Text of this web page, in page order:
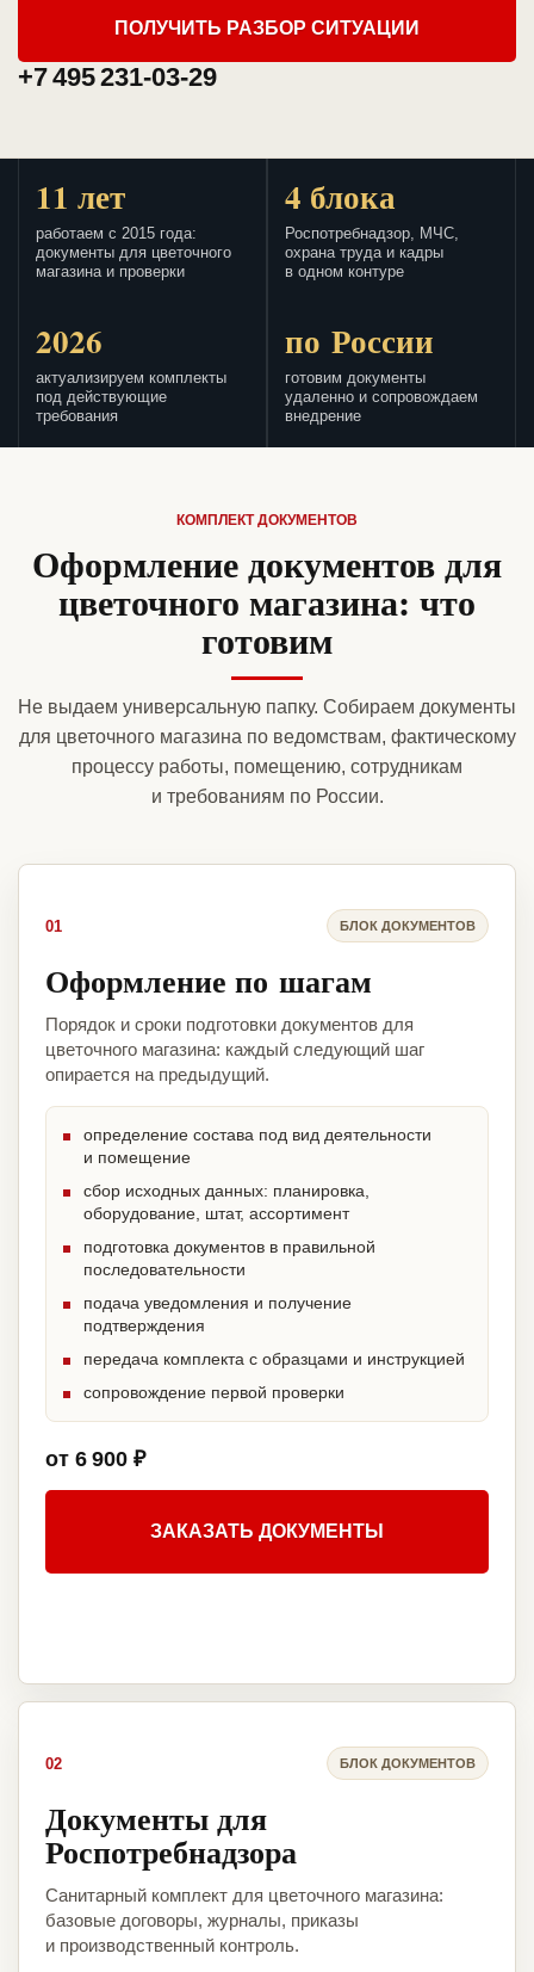
ПОЛУЧИТЬ РАЗБОР СИТУАЦИИ
+7 495 231-03-29
11 лет
работаем с 2015 года:
документы для цветочного
магазина и проверки
4 блока
Роспотребнадзор, МЧС,
охрана труда и кадры
в одном контуре
2026
актуализируем комплекты
под действующие
требования
по России
готовим документы
удаленно и сопровождаем
внедрение
КОМПЛЕКТ ДОКУМЕНТОВ
Оформление документов для
цветочного магазина: что
готовим
Не выдаем универсальную папку. Собираем документы
для цветочного магазина по ведомствам, фактическому
процессу работы, помещению, сотрудникам
и требованиям по России.
01 БЛОК ДОКУМЕНТОВ
Оформление по шагам
Порядок и сроки подготовки документов для
цветочного магазина: каждый следующий шаг
опирается на предыдущий.
определение состава под вид деятельности
и помещение
сбор исходных данных: планировка,
оборудование, штат, ассортимент
подготовка документов в правильной
последовательности
подача уведомления и получение
подтверждения
передача комплекта с образцами и инструкцией
сопровождение первой проверки
от 6 900 ₽
ЗАКАЗАТЬ ДОКУМЕНТЫ
02 БЛОК ДОКУМЕНТОВ
Документы для
Роспотребнадзора
Санитарный комплект для цветочного магазина:
базовые договоры, журналы, приказы
и производственный контроль.